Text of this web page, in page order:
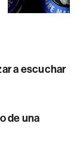
a escuchar
de una